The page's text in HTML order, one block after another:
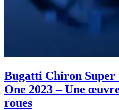
Bugatti Chiron Super
One 2023 – Une
roues